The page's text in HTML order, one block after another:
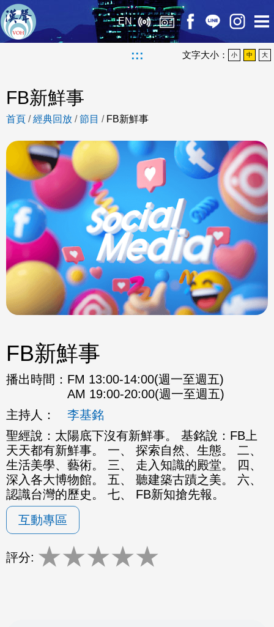
EN
::: 文字大小： 小 中 大
FB新鮮事
首頁 /經典回放 /節目 / FB新鮮事
FB新鮮事
播出時間： FM 13:00-14:00(週一至週五)
AM 19:00-20:00(週一至週五)
主持人：
李基銘
聖經說：太陽底下沒有新鮮事。 基銘說：FB上
天天都有新鮮事。 一、 探索自然、生態。 二、
生活美學、藝術。 三、 走入知識的殿堂。 四、
深入各大博物館。 五、 聽建築古蹟之美。 六、
認識台灣的歷史。 七、 FB新知搶先報。
互動專區
評分: ★★★★★